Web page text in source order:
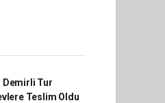
Demirli Tur
Teslim Oldu